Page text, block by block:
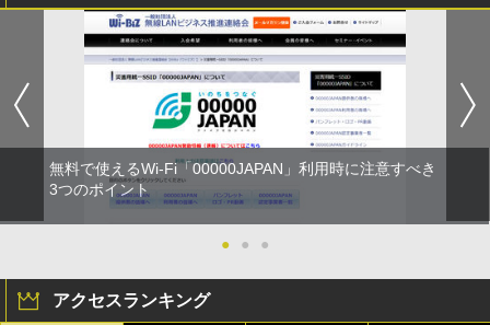
無料で使えるWi-Fi「00000JAPAN」利用時に注意すべき
3つのポイント
● ● ●
アクセスランキング